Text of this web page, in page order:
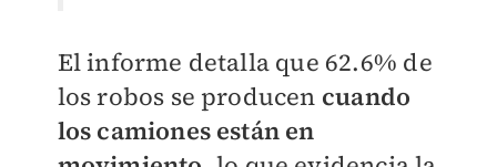
El informe detalla que 62.6% de
los robos se producen cuando
los camiones están en